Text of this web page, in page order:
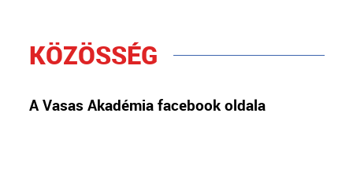
KÖZÖSSÉG
A Vasas Akadémia facebook oldala